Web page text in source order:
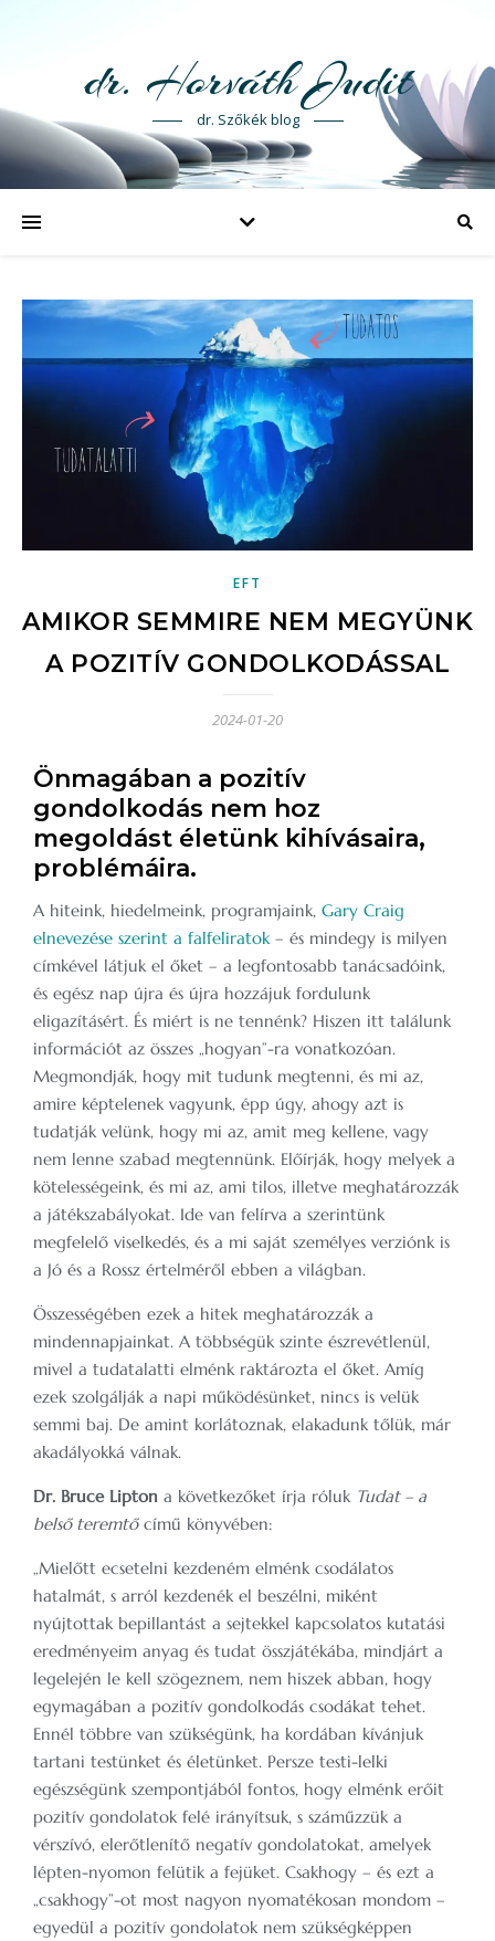
dr. Horváth Judit
dr. Szőkék blog
EFT
AMIKOR SEMMIRE NEM MEGYÜNK
A POZITÍV GONDOLKODÁSSAL
2024-01-20
Önmagában a pozitív
gondolkodás nem hoz
megoldást életünk kihívásaira,
problémáira.
A hiteink, hiedelmeink, programjaink, Gary Craig
elnevezése szerint a falfeliratok– és mindegy is milyen
címkével látjuk el őket – a legfontosabb tanácsadóink,
és egész nap újra és újra hozzájuk fordulunk
eligazításért. És miért is ne tennénk? Hiszen itt találunk
információt az összes „hogyan”-ra vonatkozóan.
Megmondják, hogy mit tudunk megtenni, és mi az,
amire képtelenek vagyunk, épp úgy, ahogy azt is
tudatják velünk, hogy mi az, amit meg kellene, vagy
nem lenne szabad megtennünk. Előírják, hogy melyek a
kötelességeink, és mi az, ami tilos, illetve meghatározzák
a játékszabályokat. Ide van felírva a szerintünk
megfelelő viselkedés, és a mi saját személyes verziónk is
a Jó és a Rossz értelméről ebben a világban.
Összességében ezek a hitek meghatározzák a
mindennapjainkat. A többségük szinte észrevétlenül,
mivel a tudatalatti elménk raktározta el őket. Amíg
ezek szolgálják a napi működésünket, nincs is velük
semmi baj. De amint korlátoznak, elakadunk tőlük, már
akadályokká válnak.
Dr. Bruce Lipton a következőket írja róluk Tudat – a
belső teremtőcímű könyvében:
„Mielőtt ecsetelni kezdeném elménk csodálatos
hatalmát, s arról kezdenék el beszélni, miként
nyújtottak bepillantást a sejtekkel kapcsolatos kutatási
eredményeim anyag és tudat összjátékába, mindjárt a
legelején le kell szögeznem, nem hiszek abban, hogy
egymagában a pozitív gondolkodás csodákat tehet.
Ennél többre van szükségünk, ha kordában kívánjuk
tartani testünket és életünket. Persze testi-lelki
egészségünk szempontjából fontos, hogy elménk erőit
pozitív gondolatok felé irányítsuk, s száműzzük a
vérszívó, elerőtlenítő negatív gondolatokat, amelyek
lépten-nyomon felütik a fejüket. Csakhogy – és ezt a
„csakhogy”-ot most nagyon nyomatékosan mondom –
egyedül a pozitív gondolatok nem szükségképpen